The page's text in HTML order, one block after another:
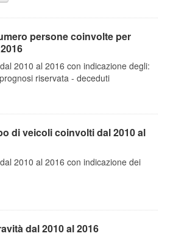
persone coinvolte per
2010 al 2016 con indicazione degli:
riservata - deceduti
di veicoli coinvolti dal 2010 al
2010 al 2016 con indicazione dei
dal 2010 al 2016